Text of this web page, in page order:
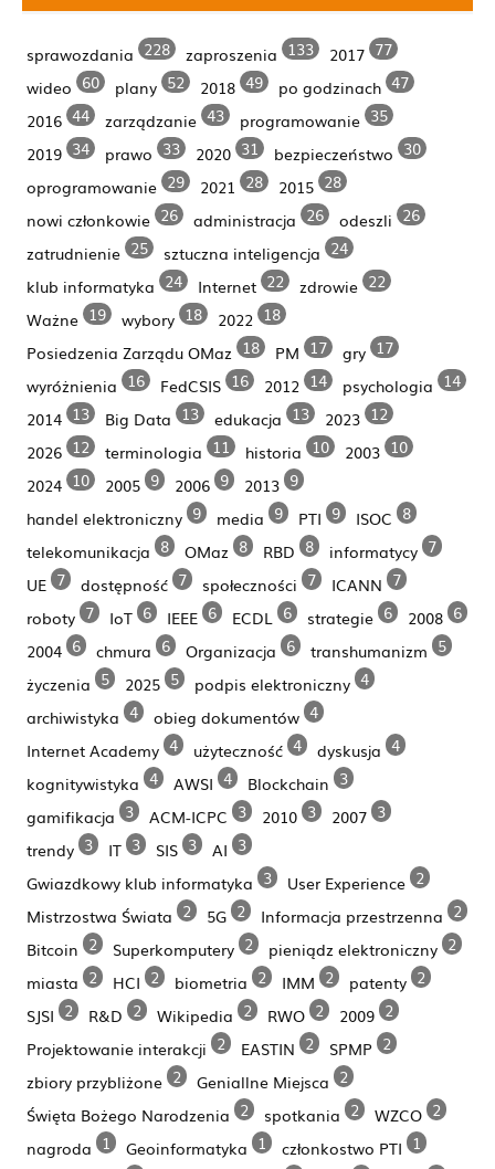
sprawozdania 228 zaproszenia 133 2017 77
wideo 60 plany 52 2018 49 po godzinach 47
2016 44 zarządzanie 43 programowanie 35
2019 34 prawo 33 2020 31 bezpieczeństwo 30
oprogramowanie 29 2021 28 2015 28
nowi członkowie 26 administracja 26 odeszli 26
zatrudnienie 25 sztuczna inteligencja 24
klub informatyka 24 Internet 22 zdrowie 22
Ważne 19 wybory 18 2022 18
Posiedzenia Zarządu OMaz 18 PM 17 gry 17
wyróżnienia 16 FedCSIS 16 2012 14 psychologia 14
2014 13 Big Data 13 edukacja 13 2023 12
2026 12 terminologia 11 historia 10 2003 10
2024 10 2005 9 2006 9 2013 9
handel elektroniczny 9 media 9 PTI 9 ISOC 8
telekomunikacja 8 OMaz 8 RBD 8 informatycy 7
UE 7 dostępność 7 społeczności 7 ICANN 7
roboty 7 IoT 6 IEEE 6 ECDL 6 strategie 6 2008 6
2004 6 chmura 6 Organizacja 6 transhumanizm 5
życzenia 5 2025 5 podpis elektroniczny 4
archiwistyka 4 obieg dokumentów 4
Internet Academy 4 użyteczność 4 dyskusja 4
kognitywistyka 4 AWSI 4 Blockchain 3
gamifikacja 3 ACM-ICPC 3 2010 3 2007 3
trendy 3 IT 3 SIS 3 AI 3
Gwiazdkowy klub informatyka 3 User Experience 2
Mistrzostwa Świata 2 5G 2 Informacja przestrzenna 2
Bitcoin 2 Superkomputery 2 pieniądz elektroniczny 2
miasta 2 HCI 2 biometria 2 IMM 2 patenty 2
SJSI 2 R&D 2 Wikipedia 2 RWO 2 2009 2
Projektowanie interakcji 2 EASTIN 2 SPMP 2
zbiory przybliżone 2 Geniallne Miejsca 2
Święta Bożego Narodzenia 2 spotkania 2 WZCO 2
nagroda 1 Geoinformatyka 1 członkostwo PTI 1